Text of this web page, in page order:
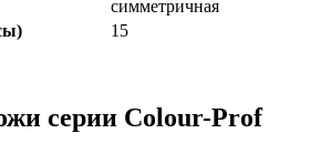
симметричная
15
серии Colour-Prof